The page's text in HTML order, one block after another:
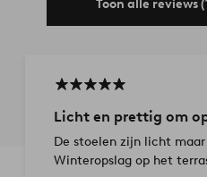
Toon alle reviews
Licht en prettig om
De stoelen zijn licht
Winteropslag op het